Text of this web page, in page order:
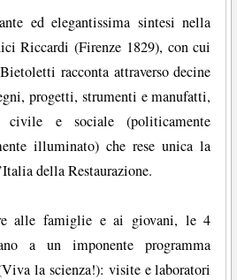
ed elegantissima sintesi nella
Riccardi (Firenze 1829), con cui
racconta attraverso decine
progetti, strumenti e manufatti,
civile e sociale (politicamente
illuminato) che rese unica la
della Restaurazione.
alle famiglie e ai giovani, le 4
a un imponente programma
la scienza!): visite e laboratori